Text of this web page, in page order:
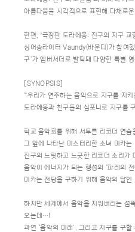
아름다움을 시각적으로 표현해 다채로
한편, ‘극장판 도라에몽: 진구의 지구 교
싱어송라이터 Vaundy(바운디)가 참여
구’가 엠버서더로 발탁돼 다양한 특별
[SYNOPSIS]
“우리가 연주하는 음악으로 지구를 지키
도라에몽과 친구들의 심포니로 지구를
학교 음악회를 위해 서투른 리코더 연습
그 앞에 나타난 미스터리한 소녀 미카는
진구의 느릿하고 느긋한 리코더 소리가
음악이 에너지가 되는 행성의 ‘파레의
미카는 전당을 구하기 위해 음악의 달인
하지만 세계에서 음악을 지워버리는 섬
오는데…!
과연 ‘음악의 미래’, 그리고 지구를 구할